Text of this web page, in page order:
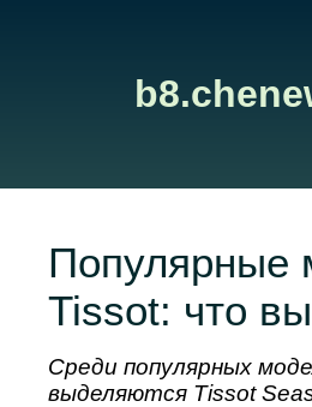
Популярные
Tissot: что
Среди популярных
выделяются Tissot